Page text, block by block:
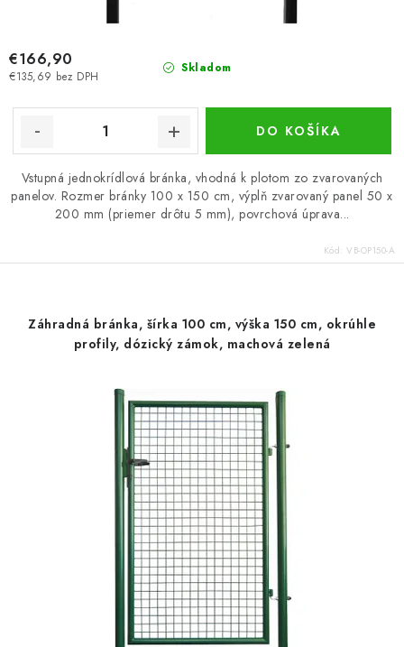
Skladom
€135,69 bez DPH
€166,90
DO KOŠÍKA
Vstupná jednokrídlová bránka, vhodná k plotom zo zvarovaných
panelov. Rozmer bránky 100 x 150 cm, výplň zvarovaný panel 50 x
200 mm (priemer drôtu 5 mm), povrchová úprava...
Kód: VB-OP150-A
Záhradná bránka, šírka 100 cm, výška 150 cm, okrúhle
profily, dózický zámok, machová zelená